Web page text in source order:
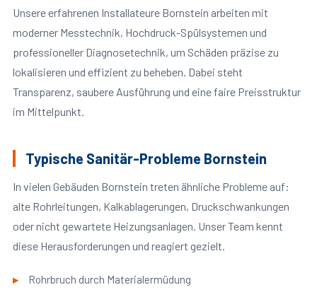
Unsere erfahrenen Installateure Bornstein arbeiten mit
moderner Messtechnik, Hochdruck-Spülsystemen und
professioneller Diagnosetechnik, um Schäden präzise zu
lokalisieren und effizient zu beheben. Dabei steht
Transparenz, saubere Ausführung und eine faire Preisstruktur
im Mittelpunkt.
Typische Sanitär-Probleme Bornstein
In vielen Gebäuden Bornstein treten ähnliche Probleme auf:
alte Rohrleitungen, Kalkablagerungen, Druckschwankungen
oder nicht gewartete Heizungsanlagen. Unser Team kennt
diese Herausforderungen und reagiert gezielt.
Rohrbruch durch Materialermüdung